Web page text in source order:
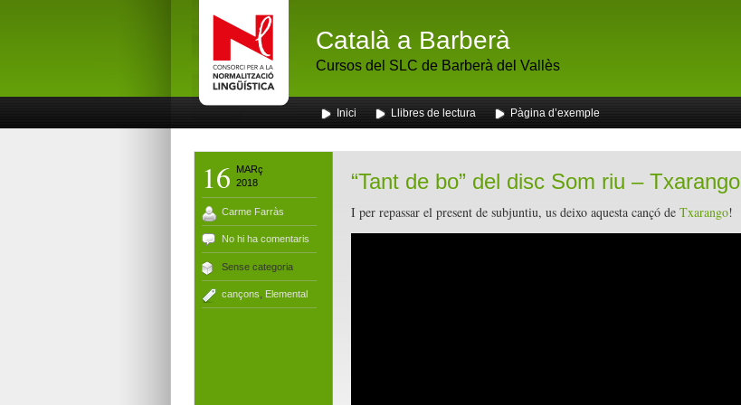
Català a Barberà
Cursos del SLC de Barberà del Vallès
Inici Llibres de lectura Pàgina d’exemple
16
MARç
2018
Carme Farràs
No hi ha comentaris
Sense categoria
cançons Elemental
“Tant de bo” del disc Som riu – Txarango
I per repassar el present de subjuntiu, us deixo aquesta cançó de Txarango!